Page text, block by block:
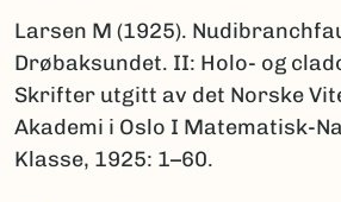
Larsen M (1925).
Drøbaksundet. II: Holo- og
Skrifter utgitt av det Norske
Akademi i Oslo I Matematisk-
Klasse, 1925: 1–60.